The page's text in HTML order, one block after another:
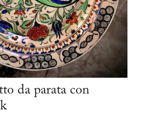
da parata con